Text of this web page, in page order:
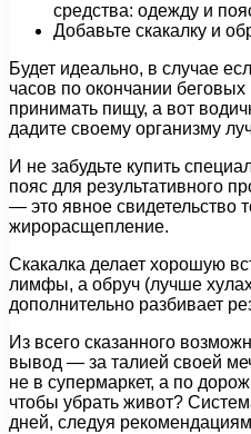
средства: одежду и
Добавьте скакалку и
Будет идеально, в случае
часов по окончании беговых
принимать пищу, а вот
дадите своему организму
И не забудьте купить
пояс для результативного
— это явное свидетельство
жирорасщепление.
Скакалка делает хорошую
лимфы, а обруч (лучше
дополнительно разбивает
Из всего сказанного
вывод — за талией своей
не в супермаркет, а по
чтобы убрать живот?
дней, следуя рекомендациям